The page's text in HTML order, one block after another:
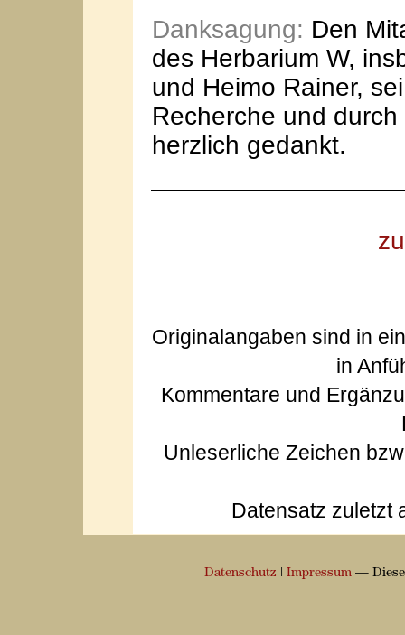
Danksagung: Den
des Herbarium W,
und Heimo Rainer,
Recherche und
herzlich gedankt.
Originalangaben sind in
in
Kommentare und
Unleserliche Zeichen
Datensatz zuletzt
Datenschutz Impressum— Diese